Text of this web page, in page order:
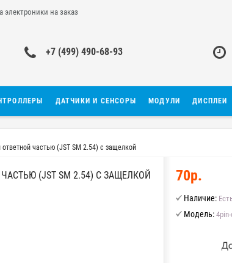
электроники на заказ
+7 (499) 490-68-93
ДАТЧИКИ И СЕНСОРЫ МОДУЛИ ДИСПЛЕИ
частью (JST SM 2.54) с защелкой
(JST SM 2.54) С ЗАЩЕЛКОЙ 70р.
Наличие:
Модель: